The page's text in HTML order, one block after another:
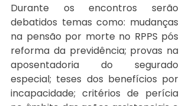
Durante os encontros serão
debatidos temas como: mudanças
na pensão por morte no RPPS pós
reforma da previdência; provas na
aposentadoria do segurado
especial; teses dos benefícios por
incapacidade; critérios de perícia